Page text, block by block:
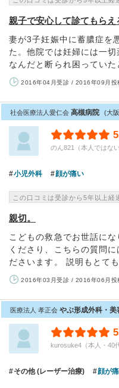
親子で安心して診てもらえ
妻が3子妊娠中に蓄膿症を
た。他院では妊婦には一
なんだと断られ困っていた
2016年04月受診 / 2016年09月投
社会医療法人愛仁会 高槻病院 (大
のん821（本人ではな
小児外科 顔が痛い
この口コミは受診から5年以上経
親切。
こどもの救急でお世話に
くださり、こちらの質問
ださいます。 説明もとて
2016年03月受診 / 2016年06月投
医療法人 孝正会 やぶ形成外科・美
kurosuke4（本人・40
その他 (レーザー治療) 顔が